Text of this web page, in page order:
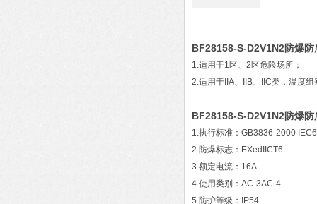
BF28158-S-D2V1N2防爆防
1.适用于1区、2区危险场所；
2.适用于IIA、IIB、IIC类，温度
BF28158-S-D2V1N2防爆防
1.执行标准：GB3836-2000
2.防爆标志：EXedIICT6
3.额定电流：16A
4.使用类别：AC-3AC-4
5.防护等级：IP54